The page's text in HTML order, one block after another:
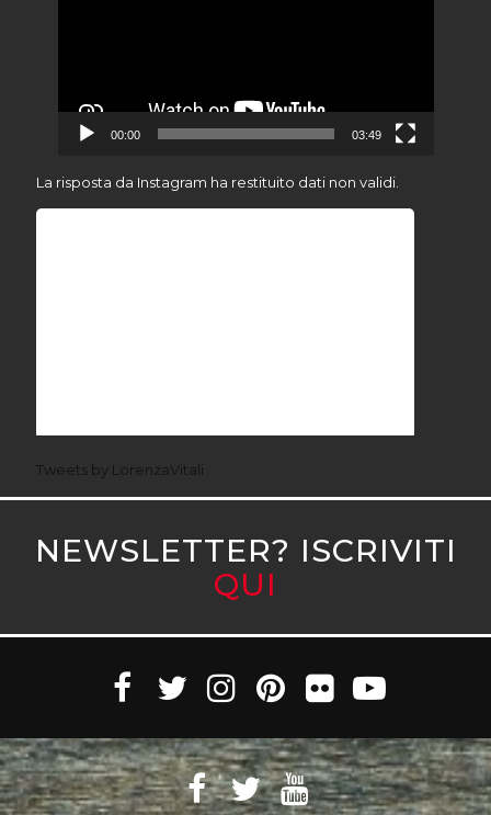
00:00 03:49
La risposta da Instagram ha restituito dati non validi.
Tweets by LorenzaVitali
NEWSLETTER? ISCRIVITI
QUI